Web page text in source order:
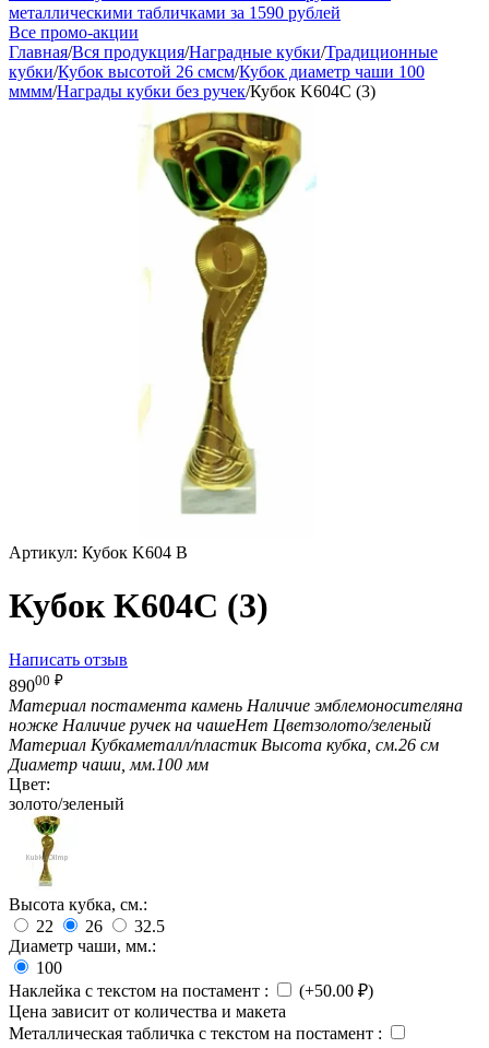
металлическими табличками за 1590 рублей
Все промо-акции
Главная/Вся продукция/Наградные кубки/Традиционные
кубки/Кубок высотой 26 смсм/Кубок диаметр чаши 100
мммм/Награды кубки без ручек/Кубок K604C (3)
Артикул: Кубок K604 B
Кубок K604C (3)
Написать отзыв
89000 ₽
Материал постамента камень Наличие эмблемоносителяна
ножке Наличие ручек на чашеНет Цветзолото/зеленый
Материал Кубкаметалл/пластик Высота кубка, см.26 см
Диаметр чаши, мм.100 мм
Цвет:
золото/зеленый
Высота кубка, см.:
22
26
32.5
Диаметр чаши, мм.:
100
Наклейка с текстом на постамент : (+50.00 ₽)
Цена зависит от количества и макета
Металлическая табличка с текстом на постамент :